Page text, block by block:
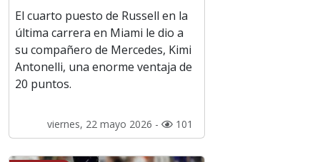
El cuarto puesto de Russell en la
última carrera en Miami le dio a
su compañero de Mercedes, Kimi
Antonelli, una enorme ventaja de
20 puntos.
viernes, 22 mayo 2026 - 101